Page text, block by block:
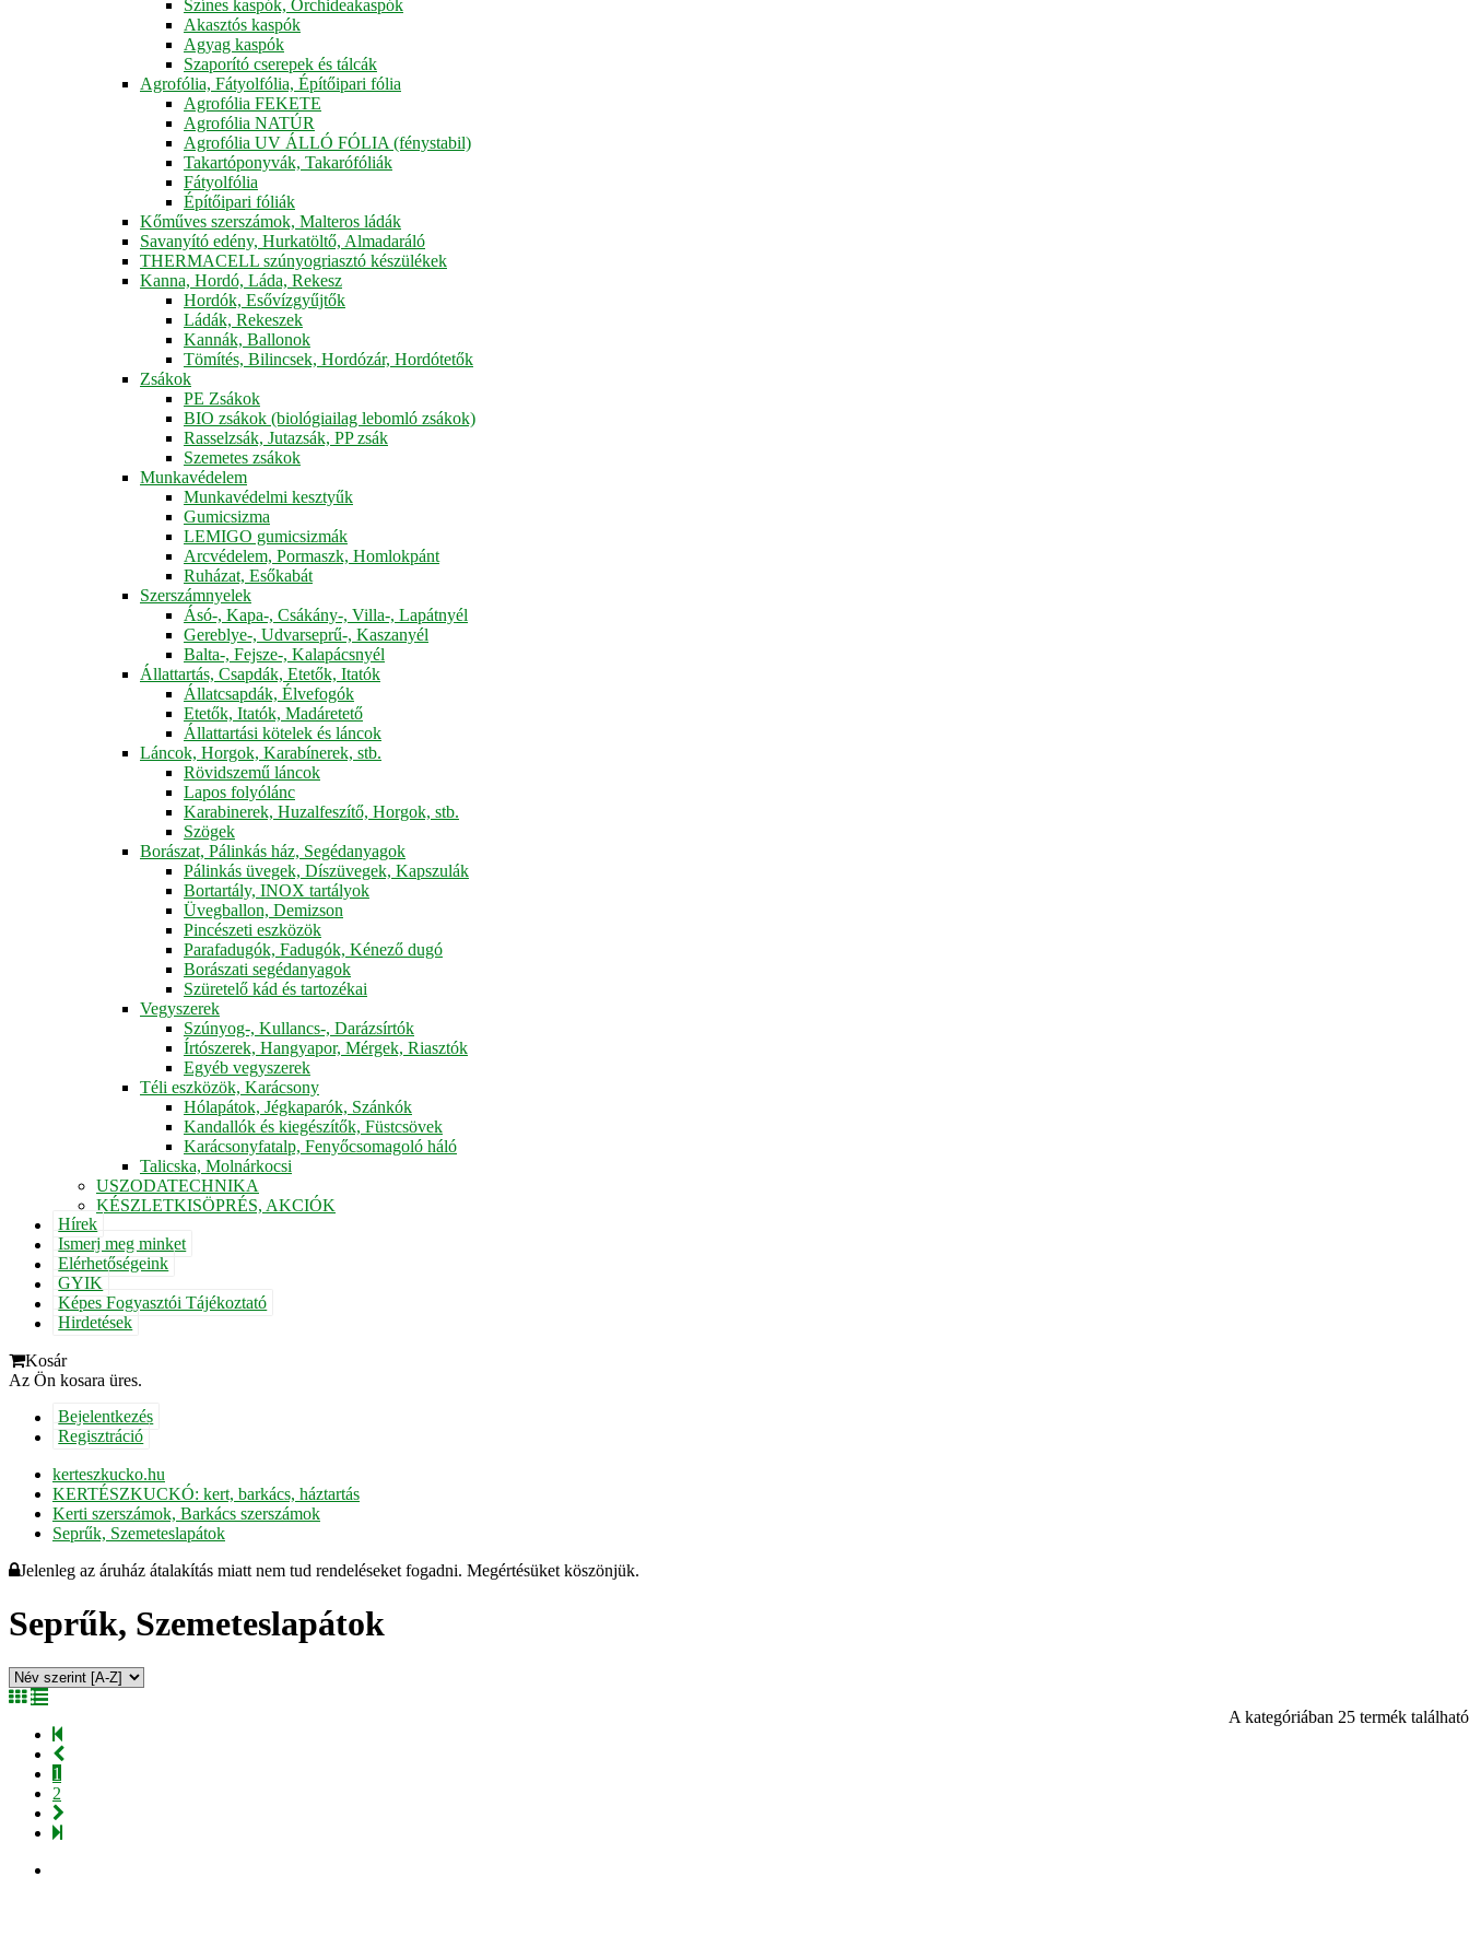
Színes kaspók, Orchideakaspók
Akasztós kaspók
Agyag kaspók
Szaporító cserepek és tálcák
Agrofólia, Fátyolfólia, Építőipari fólia
Agrofólia FEKETE
Agrofólia NATÚR
Agrofólia UV ÁLLÓ FÓLIA (fénystabil)
Takartóponyvák, Takarófóliák
Fátyolfólia
Építőipari fóliák
Kőműves szerszámok, Malteros ládák
Savanyító edény, Hurkatöltő, Almadaráló
THERMACELL szúnyogriasztó készülékek
Kanna, Hordó, Láda, Rekesz
Hordók, Esővízgyűjtők
Ládák, Rekeszek
Kannák, Ballonok
Tömítés, Bilincsek, Hordózár, Hordótetők
Zsákok
PE Zsákok
BIO zsákok (biológiailag lebomló zsákok)
Rasselzsák, Jutazsák, PP zsák
Szemetes zsákok
Munkavédelem
Munkavédelmi kesztyűk
Gumicsizma
LEMIGO gumicsizmák
Arcvédelem, Pormaszk, Homlokpánt
Ruházat, Esőkabát
Szerszámnyelek
Ásó-, Kapa-, Csákány-, Villa-, Lapátnyél
Gereblye-, Udvarseprű-, Kaszanyél
Balta-, Fejsze-, Kalapácsnyél
Állattartás, Csapdák, Etetők, Itatók
Állatcsapdák, Élvefogók
Etetők, Itatók, Madáretető
Állattartási kötelek és láncok
Láncok, Horgok, Karabínerek, stb.
Rövidszemű láncok
Lapos folyólánc
Karabinerek, Huzalfeszítő, Horgok, stb.
Szögek
Borászat, Pálinkás ház, Segédanyagok
Pálinkás üvegek, Díszüvegek, Kapszulák
Bortartály, INOX tartályok
Üvegballon, Demizson
Pincészeti eszközök
Parafadugók, Fadugók, Kénező dugó
Borászati segédanyagok
Szüretelő kád és tartozékai
Vegyszerek
Szúnyog-, Kullancs-, Darázsírtók
Írtószerek, Hangyapor, Mérgek, Riasztók
Egyéb vegyszerek
Téli eszközök, Karácsony
Hólapátok, Jégkaparók, Szánkók
Kandallók és kiegészítők, Füstcsövek
Karácsonyfatalp, Fenyőcsomagoló háló
Talicska, Molnárkocsi
USZODATECHNIKA
KÉSZLETKISÖPRÉS, AKCIÓK
Hírek
Ismerj meg minket
Elérhetőségeink
GYIK
Képes Fogyasztói Tájékoztató
Hirdetések
Kosár
Az Ön kosara üres.
Bejelentkezés
Regisztráció
kerteszkucko.hu
KERTÉSZKUCKÓ: kert, barkács, háztartás
Kerti szerszámok, Barkács szerszámok
Seprűk, Szemeteslapátok
Jelenleg az áruház átalakítás miatt nem tud rendeléseket fogadni. Megértésüket köszönjük.
Seprűk, Szemeteslapátok
A kategóriában 25 termék
1
2